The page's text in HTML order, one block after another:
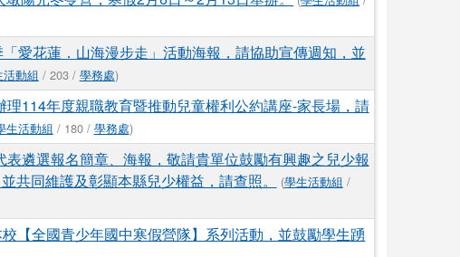
愛花蓮．山海漫步走」活動海報，請協助宣傳週知，並
動組 / 203 / 學務處)
114年度親職教育暨推動兒童權利公約講座-家長場，請
生活動組 / 180 / 學務處)
遴選報名簡章、海報，敬請貴單位鼓勵有興趣之兒少報
共同維護及彰顯本縣兒少權益，請查照。
(學生活動組 /
【全國青少年國中寒假營隊】系列活動，並鼓勵學生踴